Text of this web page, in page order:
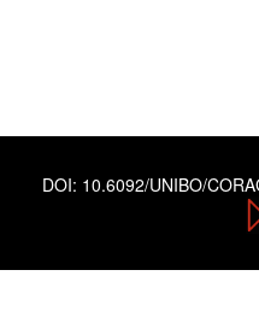
DOI: 10.6092/UNIBO/